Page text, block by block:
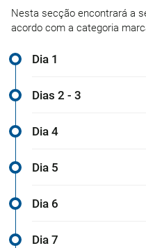
Nesta secção encontrará a
acordo com a categoria
Dia 1
Dias 2 - 3
Dia 4
Dia 5
Dia 6
Dia 7